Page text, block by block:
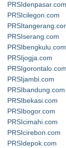
PRSIdenpasar.com
PRSIcilegon.com
PRSIserang.com
PRSIbengkulu.com
PRSIjogja.com
PRSIgorontalo.com
PRSIjambi.com
PRSIbandung.com
PRSIbekasi.com
PRSIbogor.com
PRSIcimahi.com
PRSIcirebon.com
PRSIdepok.com